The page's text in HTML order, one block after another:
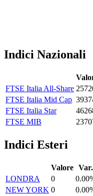
Indici Nazionali
FTSE Italia All-Share
FTSE Italia Mid Cap
FTSE Italia Star
FTSE MIB
Indici Esteri
Valore Var.
LONDRA
0
NEW YORK 0